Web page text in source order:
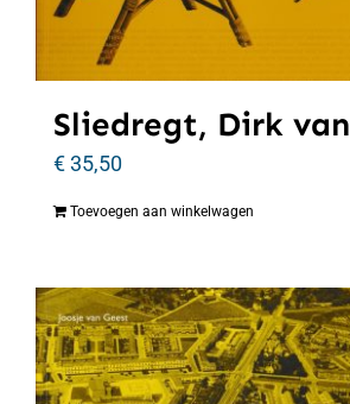
Sliedregt, Dirk van
€35,50
Toevoegen aan winkelwagen